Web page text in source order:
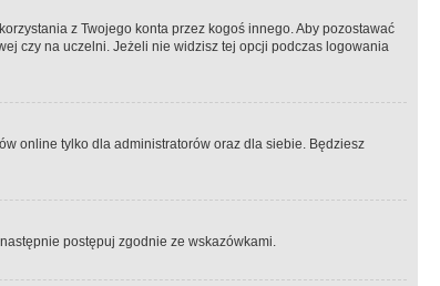
z Twojego konta przez kogoś innego. Aby pozostawać
czy na uczelni. Jeżeli nie widzisz tej opcji podczas logowania
online tylko dla administratorów oraz dla siebie. Będziesz
postępuj zgodnie ze wskazówkami.